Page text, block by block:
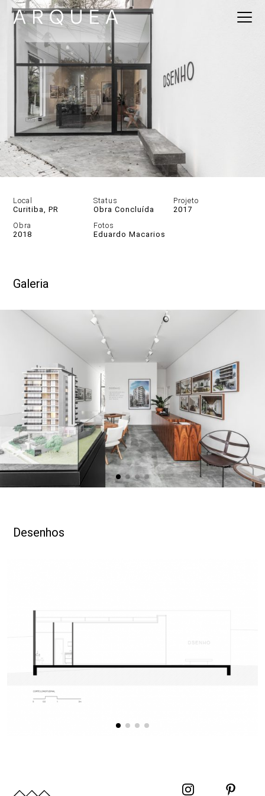
DESCRIÇÃO
Local
Curitiba, PR
Status
Obra Concluída
Projeto
2017
Obra
2018
Fotos
Eduardo Macarios
Galeria
Desenhos